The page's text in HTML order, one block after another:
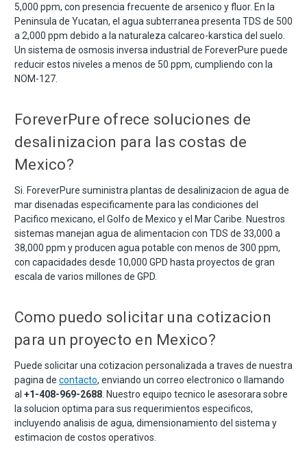
5,000 ppm, con presencia frecuente de arsenico y fluor. En la
Peninsula de Yucatan, el agua subterranea presenta TDS de 500
a 2,000 ppm debido a la naturaleza calcareo-karstica del suelo.
Un sistema de osmosis inversa industrial de ForeverPure puede
reducir estos niveles a menos de 50 ppm, cumpliendo con la
NOM-127.
ForeverPure ofrece soluciones de
desalinizacion para las costas de
Mexico?
Si. ForeverPure suministra plantas de desalinizacion de agua de
mar disenadas especificamente para las condiciones del
Pacifico mexicano, el Golfo de Mexico y el Mar Caribe. Nuestros
sistemas manejan agua de alimentacion con TDS de 33,000 a
38,000 ppm y producen agua potable con menos de 300 ppm,
con capacidades desde 10,000 GPD hasta proyectos de gran
escala de varios millones de GPD.
Como puedo solicitar una cotizacion
para un proyecto en Mexico?
Puede solicitar una cotizacion personalizada a traves de nuestra
pagina de contacto, enviando un correo electronico o llamando
al +1-408-969-2688 . Nuestro equipo tecnico le asesorara sobre
la solucion optima para sus requerimientos especificos,
incluyendo analisis de agua, dimensionamiento del sistema y
estimacion de costos operativos.